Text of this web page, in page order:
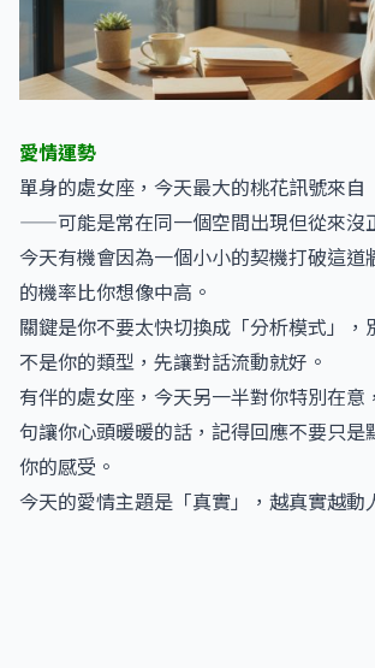
愛情運勢
單身的處女座，今天最大的桃花訊號來自
——可能是常在同一個空間出現但從來沒
今天有機會因為一個小小的契機打破這道
的機率比你想像中高。
關鍵是你不要太快切換成「分析模式」，
不是你的類型，先讓對話流動就好。
有伴的處女座，今天另一半對你特別在意
句讓你心頭暖暖的話，記得回應不要只是
你的感受。
今天的愛情主題是「真實」，越真實越動